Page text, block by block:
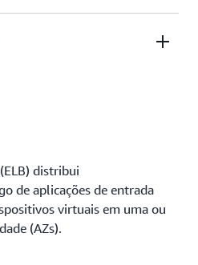
alta disponibilidade e
descubra gargalos e
distribui
de aplicações de entrada
virtuais em uma ou
(AZs).